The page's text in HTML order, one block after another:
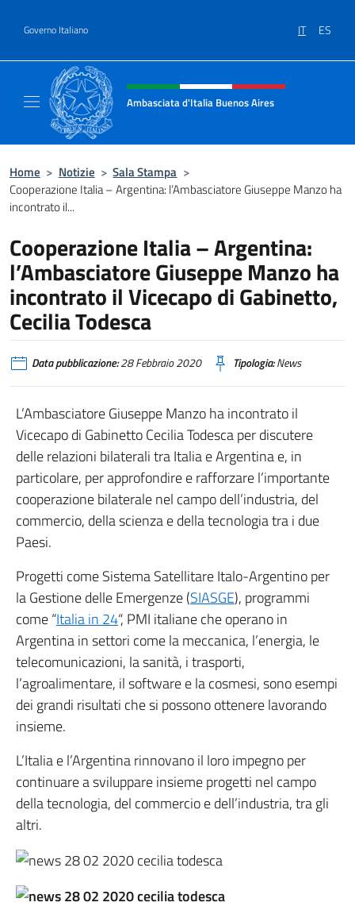
Governo Italiano IT ES
Intestazione sito, social e menù
Ambasciata d'Italia Buenos Aires
Home > Notizie > Sala Stampa >
Cooperazione Italia – Argentina: l’Ambasciatore Giuseppe Manzo ha
incontrato il...
Cooperazione Italia – Argentina:
l’Ambasciatore Giuseppe Manzo ha
incontrato il Vicecapo di Gabinetto,
Cecilia Todesca
Data pubblicazione:28 Febbraio 2020 Tipologia:News
L’Ambasciatore Giuseppe Manzo ha incontrato il
Vicecapo di Gabinetto Cecilia Todesca per discutere
delle relazioni bilaterali tra Italia e Argentina e, in
particolare, per approfondire e rafforzare l’importante
cooperazione bilaterale nel campo dell’industria, del
commercio, della scienza e della tecnologia tra i due
Paesi.
Progetti come Sistema Satellitare Italo-Argentino per
la Gestione delle Emergenze (SIASGE), programmi
come “Italia in 24“, PMI italiane che operano in
Argentina in settori come la meccanica, l’energia, le
telecomunicazioni, la sanità, i trasporti,
l’agroalimentare, il software e la cosmesi, sono esempi
dei grandi risultati che si possono ottenere lavorando
insieme.
L’Italia e l’Argentina rinnovano il loro impegno per
continuare a sviluppare insieme progetti nel campo
della tecnologia, del commercio e dell’industria, tra gli
altri.